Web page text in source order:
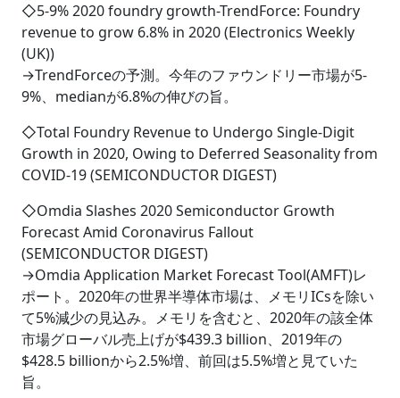
◇5-9% 2020 foundry growth-TrendForce: Foundry
revenue to grow 6.8% in 2020 (Electronics Weekly
(UK))
→TrendForceの予測。今年のファウンドリー市場が5-
9%、medianが6.8%の伸びの旨。
◇Total Foundry Revenue to Undergo Single-Digit
Growth in 2020, Owing to Deferred Seasonality from
COVID-19 (SEMICONDUCTOR DIGEST)
◇Omdia Slashes 2020 Semiconductor Growth
Forecast Amid Coronavirus Fallout
(SEMICONDUCTOR DIGEST)
→Omdia Application Market Forecast Tool(AMFT)レ
ポート。2020年の世界半導体市場は、メモリICsを除い
て5%減少の見込み。メモリを含むと、2020年の該全体
市場グローバル売上げが$439.3 billion、2019年の
$428.5 billionから2.5%増、前回は5.5%増と見ていた
旨。